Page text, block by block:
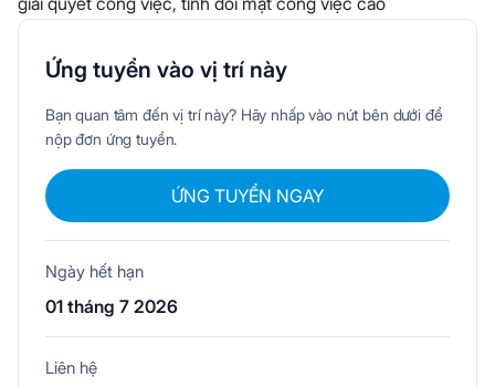
Ứng tuyển vào vị trí này
Bạn quan tâm đến vị trí này? Hãy nhấp vào nút bên dưới để
nộp đơn ứng tuyển.
ỨNG TUYỂN NGAY
Ngày hết hạn
01 tháng 7 2026
Liên hệ